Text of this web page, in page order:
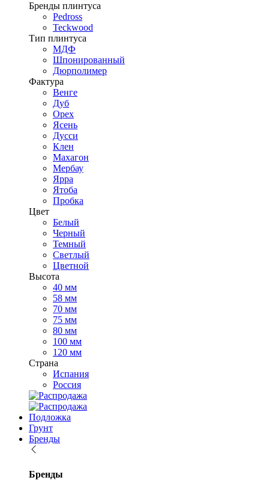
Бренды плинтуса
Pedross
Teckwood
Тип плинтуса
МДФ
Шпонированный
Дюрполимер
Фактура
Венге
Дуб
Орех
Ясень
Дусси
Клен
Махагон
Мербау
Ярра
Ятоба
Пробка
Цвет
Белый
Черный
Темный
Светлый
Цветной
Высота
40 мм
58 мм
70 мм
75 мм
80 мм
100 мм
120 мм
Страна
Испания
Россия
Подложка
Грунт
Бренды
Бренды